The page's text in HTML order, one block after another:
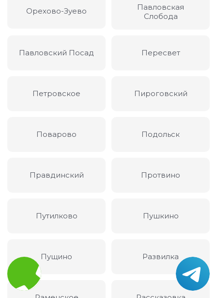
Орехово-Зуево
Павловская
Слобода
Павловский Посад Пересвет
Петровское Пироговский
Поварово Подольск
Правдинский Протвино
Путилково Пушкино
Пущино Развилка